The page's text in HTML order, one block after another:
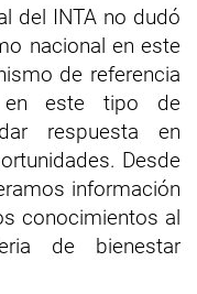
del INTA no dudó
nacional en este
de referencia
en este tipo de
respuesta en
Desde
información
conocimientos al
de bienestar